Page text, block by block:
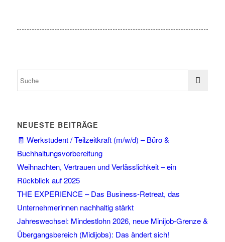
NEUESTE BEITRÄGE
🧾 Werkstudent / Teilzeitkraft (m/w/d) – Büro &
Buchhaltungsvorbereitung
Weihnachten, Vertrauen und Verlässlichkeit – ein
Rückblick auf 2025
THE EXPERIENCE – Das Business-Retreat, das
Unternehmerinnen nachhaltig stärkt
Jahreswechsel: Mindestlohn 2026, neue Minijob-Grenze &
Übergangsbereich (Midijobs): Das ändert sich!